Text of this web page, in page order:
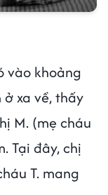
vào khoảng
xa về, thấy
M. (mẹ cháu
Tại đây, chị
T. mang